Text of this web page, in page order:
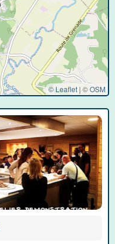
© Leaflet |©OSM